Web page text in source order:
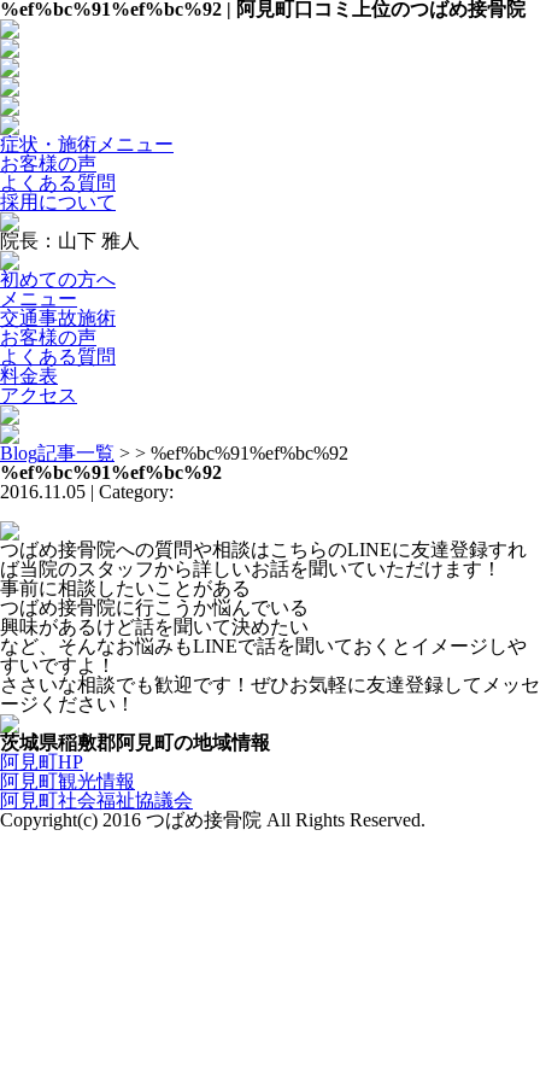
%ef%bc%91%ef%bc%92 | 阿見町口コミ上位のつばめ接骨院
症状・施術メニュー
お客様の声
よくある質問
採用について
院長：山下 雅人
初めての方へ
メニュー
交通事故施術
お客様の声
よくある質問
料金表
アクセス
Blog記事一覧 > > %ef%bc%91%ef%bc%92
%ef%bc%91%ef%bc%92
2016.11.05 | Category:
つばめ接骨院への質問や相談はこちらのLINEに友達登録すれ
ば当院のスタッフから詳しいお話を聞いていただけます！
事前に相談したいことがある
つばめ接骨院に行こうか悩んでいる
興味があるけど話を聞いて決めたい
など、そんなお悩みもLINEで話を聞いておくとイメージしや
すいですよ！
ささいな相談でも歓迎です！ぜひお気軽に友達登録してメッセ
ージください！
茨城県稲敷郡阿見町の地域情報
阿見町HP
阿見町観光情報
阿見町社会福祉協議会
Copyright(c) 2016 つばめ接骨院 All Rights Reserved.